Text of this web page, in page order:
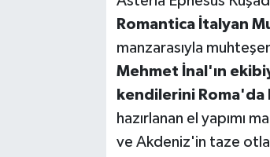
Romantica İtalyan
manzarasıyla
Mehmet İnal'ın
kendilerini Roma'da
hazırlanan el yapımı
ve Akdeniz'in taze